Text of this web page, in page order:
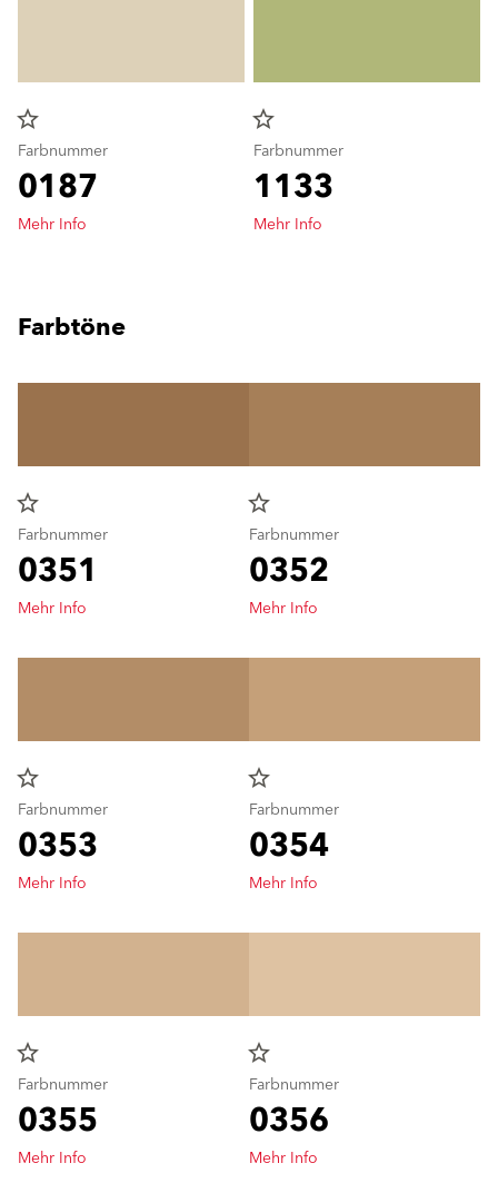
star_border
Farbnummer
0187
Mehr Info
star_border
Farbnummer
1133
Mehr Info
Farbtöne
star_border
Farbnummer
0351
Mehr Info
star_border
Farbnummer
0352
Mehr Info
star_border
Farbnummer
0353
Mehr Info
star_border
Farbnummer
0354
Mehr Info
star_border
Farbnummer
0355
Mehr Info
star_border
Farbnummer
0356
Mehr Info